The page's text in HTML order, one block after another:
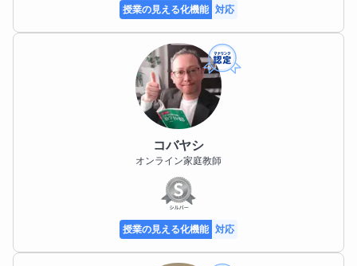
授業の見える化機能 対応
コバヤシ
オンライン家庭教師
授業の見える化機能 対応